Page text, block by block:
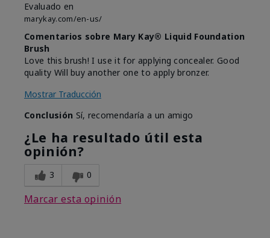
Evaluado en
marykay.com/en-us/
Comentarios sobre Mary Kay® Liquid Foundation
Brush
Love this brush! I use it for applying concealer. Good
quality Will buy another one to apply bronzer.
Mostrar Traducción
Conclusión Sí, recomendaría a un amigo
¿Le ha resultado útil esta
opinión?
3 0
Marcar esta opinión